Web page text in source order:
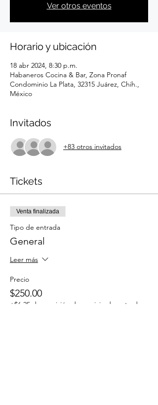
Ver otros eventos
Horario y ubicación
18 abr 2024, 8:30 p.m.
Habaneros Cocina & Bar, Zona Pronaf
Condominio La Plata, 32315 Juárez, Chih.,
México
Invitados
+83 otros invitados
Tickets
Venta finalizada
Tipo de entrada
General
Leer más
Precio
$250.00
+$6.25 de comisión de servicio de entradas